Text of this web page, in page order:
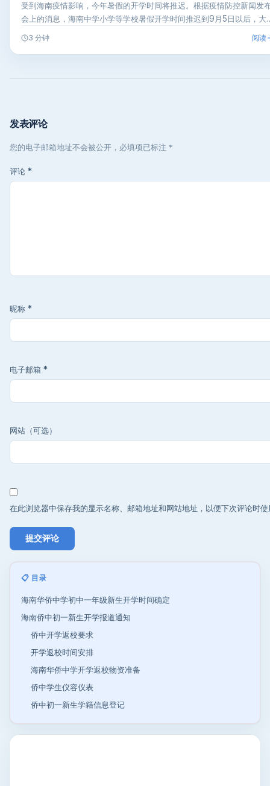
受到海南疫情影响，今年暑假的开学时间将推迟。根据疫情防控新闻发
会上的消息，海南中学小学等学校暑假开学时间推迟到9月5日以后，大
学…
3 分钟 阅读
发表评论
您的电子邮箱地址不会被公开，必填项已标注 *
评论 *
昵称 *
电子邮箱 *
网站（可选）
在此浏览器中保存我的显示名称、邮箱地址和网站地址，以便下次评论时使
📋 目录
海南华侨中学初中一年级新生开学时间确定
海南侨中初一新生开学报道通知
侨中开学返校要求
开学返校时间安排
海南华侨中学开学返校物资准备
侨中学生仪容仪表
侨中初一新生学籍信息登记